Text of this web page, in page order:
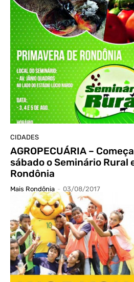
CIDADES
AGROPECUÁRIA –
sábado o Seminário Rural
Rondônia
Mais Rondônia - 03/08/2017